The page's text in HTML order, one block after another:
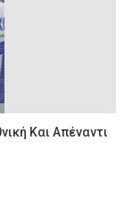
Και Απέναντι